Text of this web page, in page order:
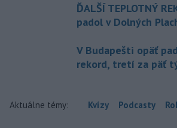
ĎALŠÍ TEPLOTNÝ
padol v Dolných
V Budapešti opäť
rekord, tretí za päť
Aktuálne témy: Kvízy Podcasty